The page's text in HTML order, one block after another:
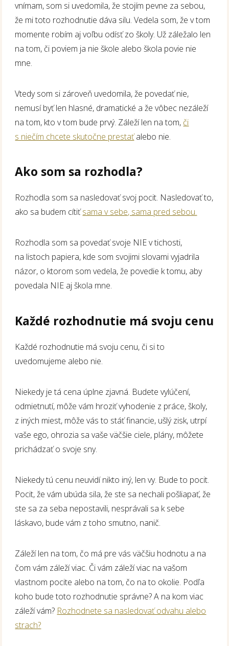
vnímam, som si uvedomila, že stojím pevne za sebou,
že mi toto rozhodnutie dáva silu. Vedela som, že v tom
momente robím aj voľbu odísť zo školy. Už záležalo len
na tom, či poviem ja nie škole alebo škola povie nie
mne.
Vtedy som si zároveň uvedomila, že povedať nie,
nemusí byť len hlasné, dramatické a že vôbec nezáleží
na tom, kto v tom bude prvý. Záleží len na tom, či
s niečím chcete skutočne prestaťalebo nie.
Ako som sa rozhodla?
Rozhodla som sa nasledovať svoj pocit. Nasledovať to,
ako sa budem cítiťsama v sebe, sama pred sebou.
Rozhodla som sa povedať svoje NIE v tichosti,
na listoch papiera, kde som svojimi slovami vyjadrila
názor, o ktorom som vedela, že povedie k tomu, aby
povedala NIE aj škola mne.
Každé rozhodnutie má svoju cenu
Každé rozhodnutie má svoju cenu, či si to
uvedomujeme alebo nie.
Niekedy je tá cena úplne zjavná. Budete vylúčení,
odmietnutí, môže vám hroziť vyhodenie z práce, školy,
z iných miest, môže vás to stáť financie, ušlý zisk, utrpí
vaše ego, ohrozia sa vaše väčšie ciele, plány, môžete
prichádzať o svoje sny.
Niekedy tú cenu neuvidí nikto iný, len vy. Bude to pocit.
Pocit, že vám ubúda sila, že ste sa nechali pošliapať, že
ste sa za seba nepostavili, nesprávali sa k sebe
láskavo, bude vám z toho smutno, nanič.
Záleží len na tom, čo má pre vás väčšiu hodnotu a na
čom vám záleží viac. Či vám záleží viac na vašom
vlastnom pocite alebo na tom, čo na to okolie. Podľa
koho bude toto rozhodnutie správne? A na kom viac
záleží vám? Rozhodnete sa nasledovať odvahu alebo
strach?